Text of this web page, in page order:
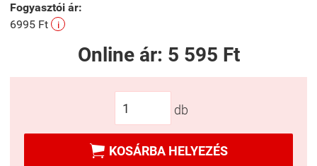
Fogyasztói ár:
6995 Ft
i
Online ár: 5 595 Ft
db
 KOSÁRBA HELYEZÉS